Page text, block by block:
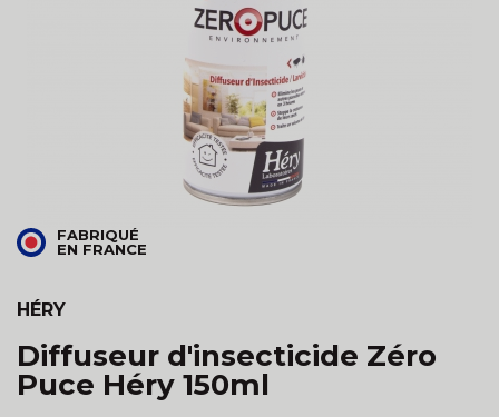
FABRIQUÉ
EN FRANCE
HÉRY
Diffuseur d'insecticide Zéro
Puce Héry 150ml